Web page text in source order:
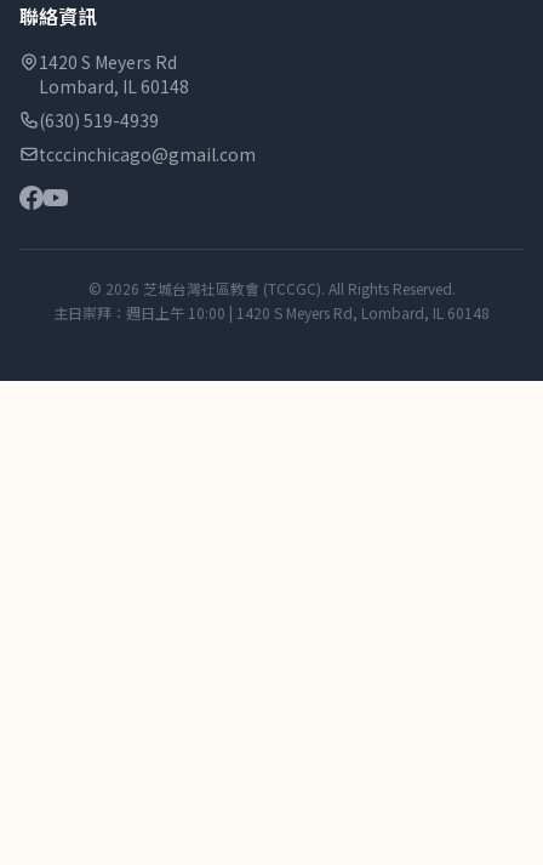
聯絡資訊
1420 S Meyers Rd
Lombard, IL 60148
(630) 519-4939
tcccinchicago@gmail.com
© 2026 芝城台灣社區教會 (TCCGC). All Rights Reserved.
主日崇拜：週日上午 10:00 | 1420 S Meyers Rd, Lombard, IL 60148